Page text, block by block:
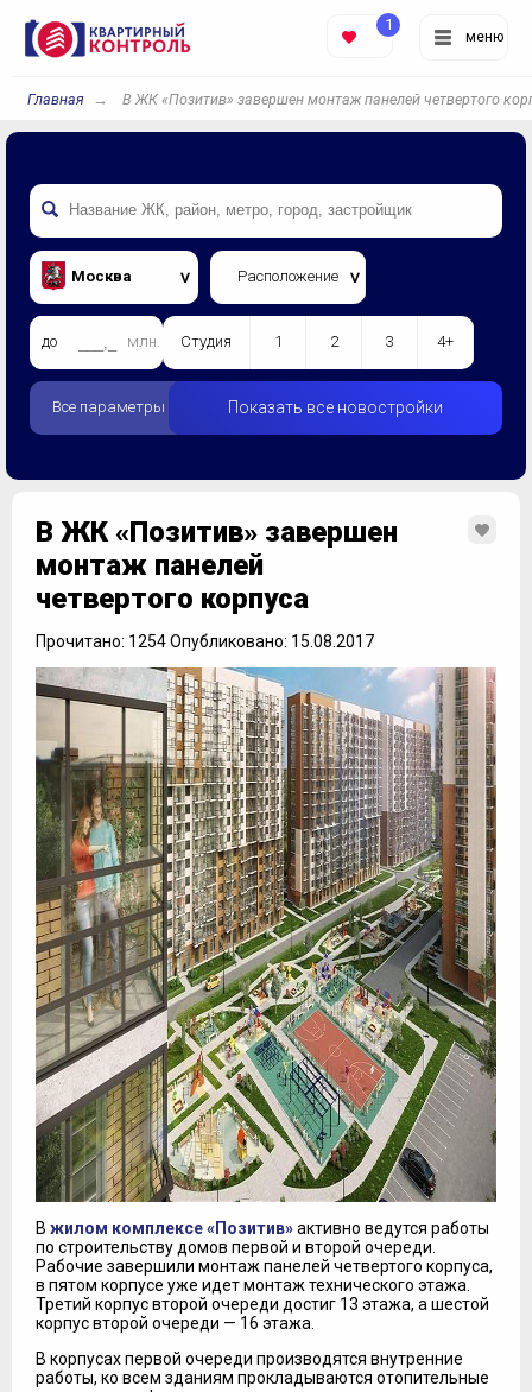
меню
1
Главная В ЖК «Позитив» завершен монтаж панелей четвертого
Москва Расположение
до млн. Студия 1 2 3 4+
Все параметры Показать все новостройки
В ЖК «Позитив» завершен
монтаж панелей
четвертого корпуса
Прочитано: 1254 Опубликовано: 15.08.2017
В жилом комплексе «Позитив»активно ведутся работы
по строительству домов первой и второй очереди.
Рабочие завершили монтаж панелей четвертого корпуса,
в пятом корпусе уже идет монтаж технического этажа.
Третий корпус второй очереди достиг 13 этажа, а шестой
корпус второй очереди — 16 этажа.
В корпусах первой очереди производятся внутренние
работы, ко всем зданиям прокладываются отопительные